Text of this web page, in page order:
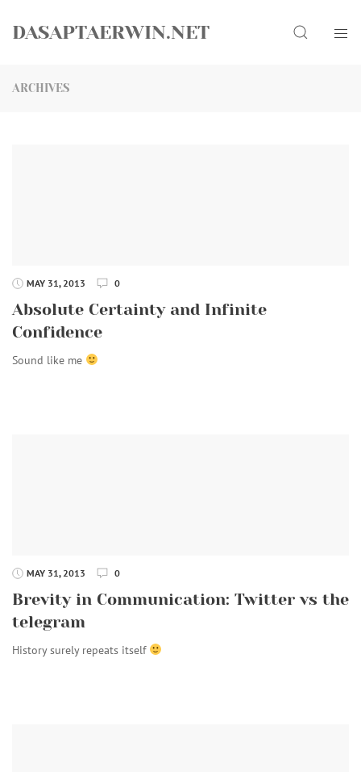
DASAPTAERWIN.NET Search
ARCHIVES
MAY 31, 2013 0
Absolute Certainty and Infinite
Confidence
Sound like me
MAY 31, 2013 0
Brevity in Communication: Twitter vs the
telegram
History surely repeats itself